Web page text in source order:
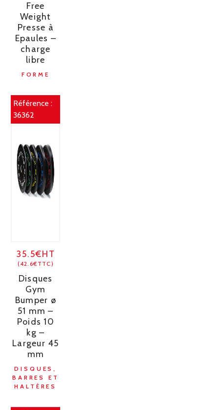
Free
Weight
Presse à
Epaules –
charge
libre
FORME
Référence :
36362
35.5€HT
(42.6€TTC)
Disques
Gym
Bumper ø
51 mm –
Poids 10
kg –
Largeur 45
mm
DISQUES,
BARRES ET
HALTÈRES